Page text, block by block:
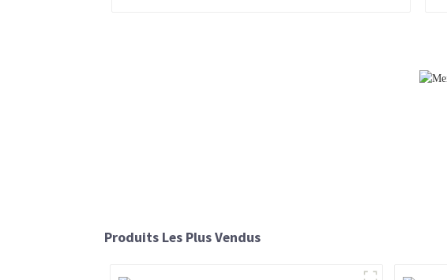
Produits Les Plus Vendus